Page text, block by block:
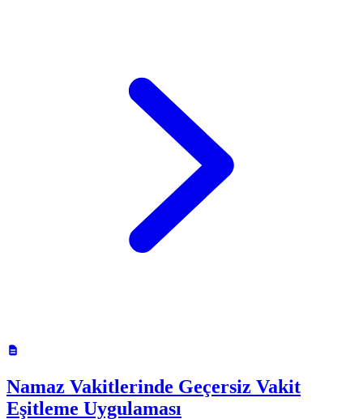
Namaz Vakitlerinde Geçersiz Vakit
Eşitleme Uygulaması